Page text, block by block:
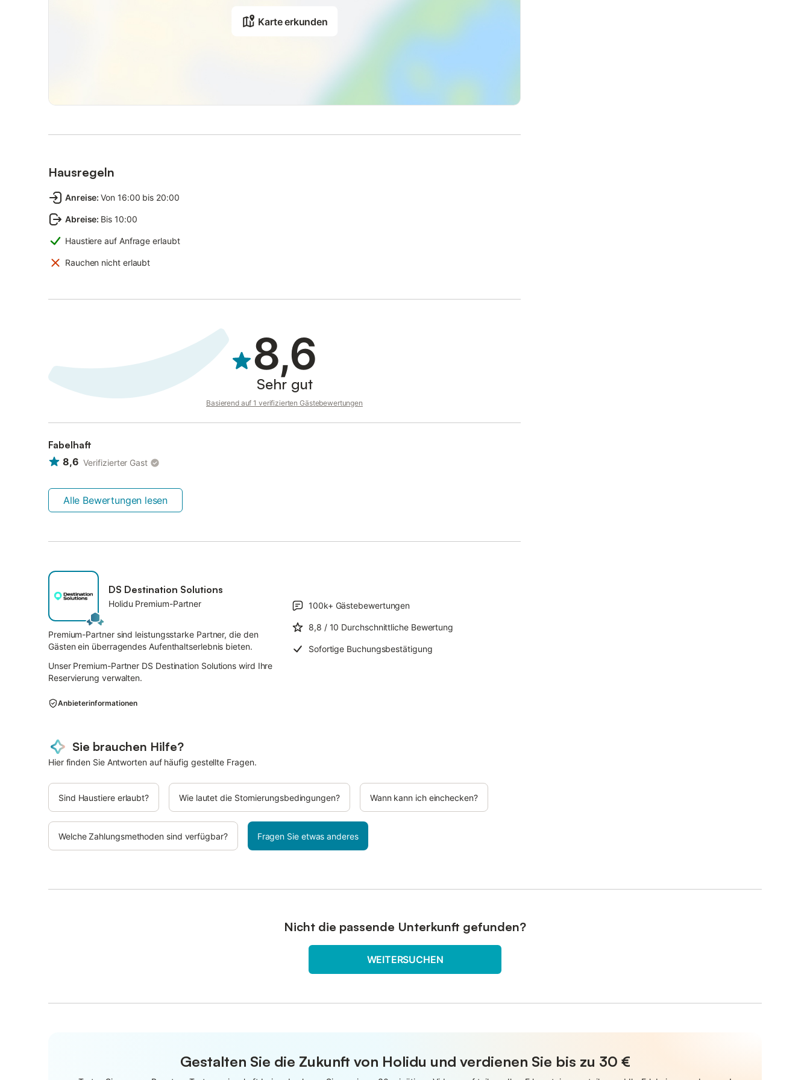
Im Keller stehen eine Waschmaschine und ein Trockner kostenfrei zur Verfügung.
bzw. Renovierungsarbeiten kommen kann. Eine Mietminderung oder ein Schadensersatz wegen Baulärm ist
einfach durch die verschiedenen Geschäfte bummeln. Die Sylter Welle am Syltnesscenter, am oberen Ende der
Strandstraße, lädt zu einem Besuch ein. Das Schwimmbad verfügt über mehrere Erlebnisbecken, ein in Dezember 2016
neu eröffnetes Sporthallenbad, sowie ein Wellenbad und drei große Wasserrutschen. Eine große Saunalandschaft und
Solarium runden das Angebot ab.
Eine Tennisanlage mit Außen- und Hallenplätzen sowie diverse Fahrradverleihe sind ebenfalls vorhanden.
Archsum, Morsum und zum Rantumer Becken wandern oder mit dem Fahrrad fahren.
Eine Bäckerei sowie Geschäfte des täglichen Bedarfs sind ebenfalls in der Nähe.
Karte erkunden
Hausregeln
Anreise: Von 16:00 bis 20:00
Abreise: Bis 10:00
Haustiere auf Anfrage erlaubt
Rauchen nicht erlaubt
8,6
Sehr gut
Basierend auf 1 verifizierten Gästebewertungen
Fabelhaft
8,6 Verifizierter Gast
Alle Bewertungen lesen
DS Destination Solutions
Holidu Premium-Partner
Premium-Partner sind leistungsstarke Partner, die den
Gästen ein überragendes Aufenthaltserlebnis bieten.
Unser Premium-Partner DS Destination Solutions wird Ihre
Reservierung verwalten.
100k+ Gästebewertungen
8,8 / 10 Durchschnittliche Bewertung
Sofortige Buchungsbestätigung
Anbieterinformationen
Sie brauchen Hilfe?
Hier finden Sie Antworten auf häufig gestellte Fragen.
Sind Haustiere erlaubt? Wie lautet die Stornierungsbedingungen? Wann kann ich einchecken?
Welche Zahlungsmethoden sind verfügbar? Fragen Sie etwas anderes
Nicht die passende Unterkunft gefunden?
WEITERSUCHEN
Gestalten Sie die Zukunft von Holidu und verdienen Sie bis zu 30 €